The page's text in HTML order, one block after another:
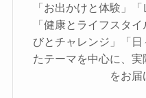
「お出かけと体験」
「健康とライフスタ
びとチャレンジ」「
たテーマを中心に、
をお届